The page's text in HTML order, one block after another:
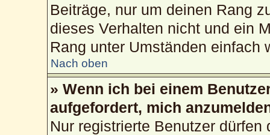
Beiträge, nur um deinen Rang
dieses Verhalten nicht und ein
Rang unter Umständen einfach
Nach oben
» Wenn ich bei einem
aufgefordert, mich
Nur registrierte Benutzer